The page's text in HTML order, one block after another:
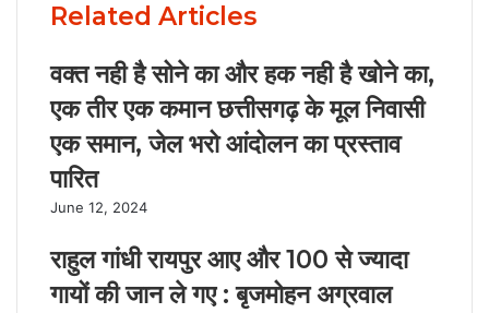
Related Articles
वक्त नही है सोने का और हक नही है खोने का,
एक तीर एक कमान छत्तीसगढ़ के मूल निवासी
एक समान, जेल भरो आंदोलन का प्रस्ताव
पारित
June 12, 2024
राहुल गांधी रायपुर आए और 100 से ज्यादा
गायों की जान ले गए : बृजमोहन अग्रवाल